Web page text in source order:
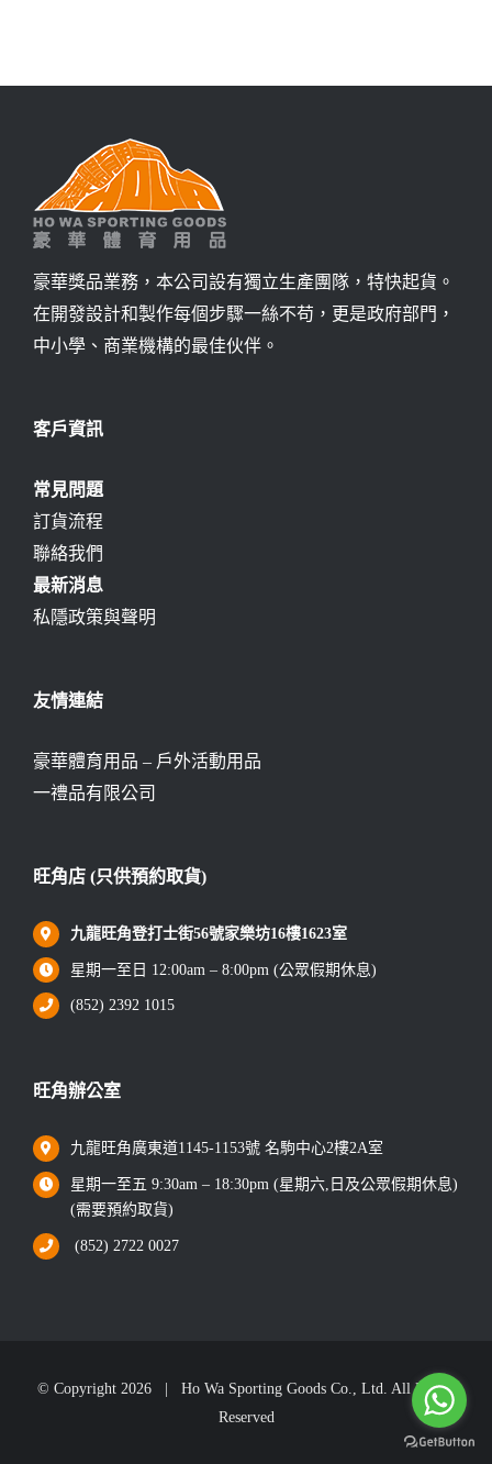
豪華獎品業務，本公司設有獨立生產團隊，特快起貨。
在開發設計和製作每個步驟一絲不苟，更是政府部門，
中小學、商業機構的最佳伙伴。
客戶資訊
常見問題
訂貨流程
聯絡我們
最新消息
私隱政策與聲明
友情連結
豪華體育用品 – 戶外活動用品
一禮品有限公司
旺角店 (只供預約取貨)
九龍旺角登打士街56號家樂坊16樓1623室
星期一至日 12:00am – 8:00pm (公眾假期休息)
(852) 2392 1015
旺角辦公室
九龍旺角廣東道1145-1153號 名駒中心2樓2A室
星期一至五 9:30am – 18:30pm (星期六,日及公眾假期休息)
(需要預約取貨)
(852) 2722 0027
© Copyright 2026 | Ho Wa Sporting Goods Co., Ltd. All Rights
Reserved